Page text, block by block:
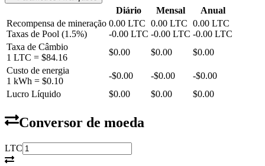
Diário Mensal
Anual
Recompensa de mineração
Taxas de Pool (1.5%)
0.00 LTC
-0.00 LTC
0.00 LTC
-0.00 LTC
0.00 LTC
-0.00 LTC
Taxa de Câmbio
1 LTC = $84.16
$0.00 $0.00
$0.00
Custo de energia
1 kWh = $0.10
-$0.00 -$0.00 -$0.00
Lucro Líquido
$0.00 $0.00 $0.00
Conversor de moeda
LTC